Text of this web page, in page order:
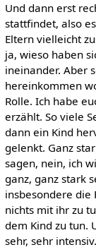
Und dann erst
stattfindet, also
Eltern vielleicht
ja, wieso haben
ineinander. Aber
hereinkommen
Rolle. Ich habe
erzählt. So viele
dann ein Kind
gelenkt. Ganz
sagen, nein, ich
ganz, ganz stark
insbesondere die
nichts mit ihr zu
dem Kind zu tun.
sehr, sehr